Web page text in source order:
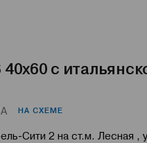
с
НА СХЕМЕ
Сити 2 на ст.м. Лесная ,